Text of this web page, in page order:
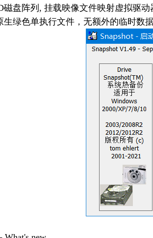
磁盘阵列, 挂载映像文件映射虚拟驱
绿色单执行文件，无额外的临时数据